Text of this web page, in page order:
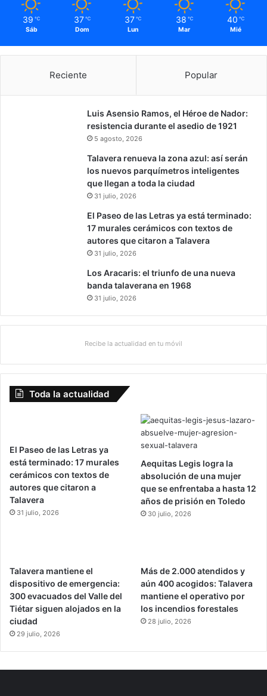
39 ℃
Sáb
37 ℃
Dom
37 ℃
Lun
38 ℃
Mar
40 ℃
Mié
Reciente Popular
Luis Asensio Ramos, el Héroe de Nador:
resistencia durante el asedio de 1921
5 agosto, 2026
Talavera renueva la zona azul: así serán
los nuevos parquímetros inteligentes
que llegan a toda la ciudad
31 julio, 2026
El Paseo de las Letras ya está terminado:
17 murales cerámicos con textos de
autores que citaron a Talavera
31 julio, 2026
Los Aracaris: el triunfo de una nueva
banda talaverana en 1968
31 julio, 2026
Recibe la actualidad en tu móvil
Toda la actualidad
El Paseo de las Letras ya
está terminado: 17 murales
cerámicos con textos de
autores que citaron a
Talavera
31 julio, 2026
Aequitas Legis logra la
absolución de una mujer
que se enfrentaba a hasta 12
años de prisión en Toledo
30 julio, 2026
Talavera mantiene el
dispositivo de emergencia:
300 evacuados del Valle del
Tiétar siguen alojados en la
ciudad
29 julio, 2026
Más de 2.000 atendidos y
aún 400 acogidos: Talavera
mantiene el operativo por
los incendios forestales
28 julio, 2026